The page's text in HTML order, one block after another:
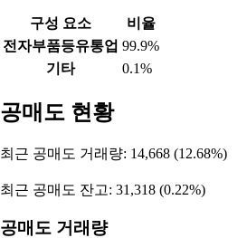
구성 요소
비율
전자부품등유통업 99.9%
기타
0.1%
공매도 현황
최근 공매도 거래량: 14,668 (12.68%)
최근 공매도 잔고: 31,318 (0.22%)
공매도 거래량